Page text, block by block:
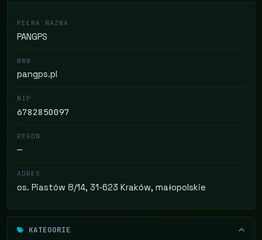
PEŁNA NAZWA
PANGPS
WWW
pangps.pl
NIP
6782850097
REGON
—
ADRES
os. Piastów 8/14, 31-623 Kraków, małopolskie
KATEGORIE